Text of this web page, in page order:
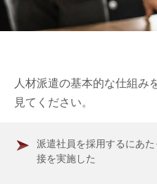
人材派遣の基本的な仕組み
見てください。
派遣社員を採用するにあ
接を実施した